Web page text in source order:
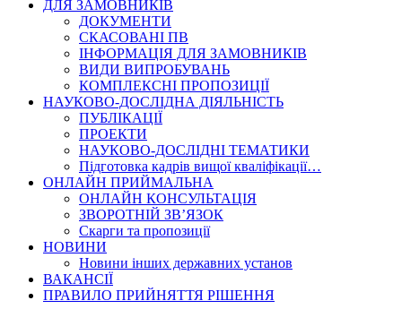
ДЛЯ ЗАМОВНИКІВ
ДОКУМЕНТИ
СКАСОВАНІ ПВ
ІНФОРМАЦІЯ ДЛЯ ЗАМОВНИКІВ
ВИДИ ВИПРОБУВАНЬ
КОМПЛЕКСНІ ПРОПОЗИЦІЇ
НАУКОВО-ДОСЛІДНА ДІЯЛЬНІСТЬ
ПУБЛІКАЦІЇ
ПРОЕКТИ
НАУКОВО-ДОСЛІДНІ ТЕМАТИКИ
Підготовка кадрів вищої кваліфікації…
ОНЛАЙН ПРИЙМАЛЬНА
ОНЛАЙН КОНСУЛЬТАЦІЯ
ЗВОРОТНІЙ ЗВ’ЯЗОК
Скарги та пропозиції
НОВИНИ
Новини інших державних установ
ВАКАНСІЇ
ПРАВИЛО ПРИЙНЯТТЯ РІШЕННЯ